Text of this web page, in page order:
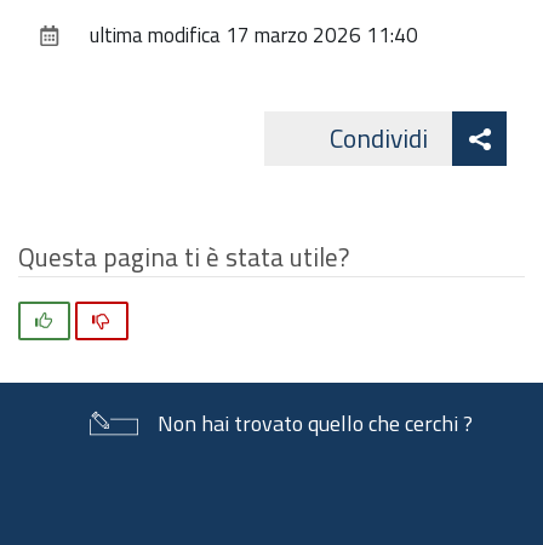
documentoultima modifica 17 marzo 2026 11:40
Condividi
Questa pagina ti è stata utile?
Non hai trovato quello che cerchi ?